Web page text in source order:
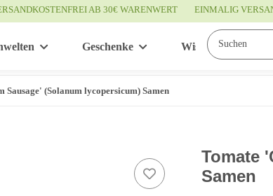
AB 30€ WARENWERT EINMALIG
Geschenke Wissenswertes
Sausage' (Solanum lycopersicum) Samen
Tomate
Samen